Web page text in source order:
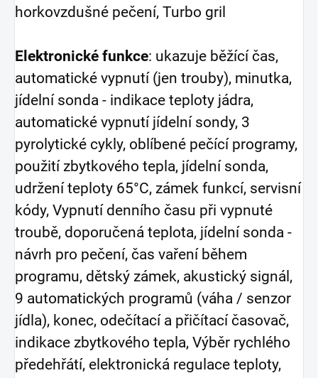
horkovzdušné pečení, Turbo gril
Elektronické funkce: ukazuje běžící čas,
automatické vypnutí (jen trouby), minutka,
jídelní sonda - indikace teploty jádra,
automatické vypnutí jídelní sondy, 3
pyrolytické cykly, oblíbené pečící programy,
použití zbytkového tepla, jídelní sonda,
udržení teploty 65°C, zámek funkcí, servisní
kódy, Vypnutí denního času při vypnuté
troubě, doporučená teplota, jídelní sonda -
návrh pro pečení, čas vaření během
programu, dětský zámek, akustický signál,
9 automatických programů (váha / senzor
jídla), konec, odečítací a přičítací časovač,
indikace zbytkového tepla, Výběr rychlého
předehřátí, elektronická regulace teploty,